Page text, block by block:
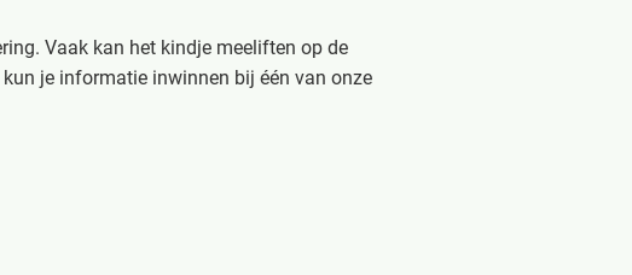
Vaak kan het kindje meeliften op de
je informatie inwinnen bij één van onze